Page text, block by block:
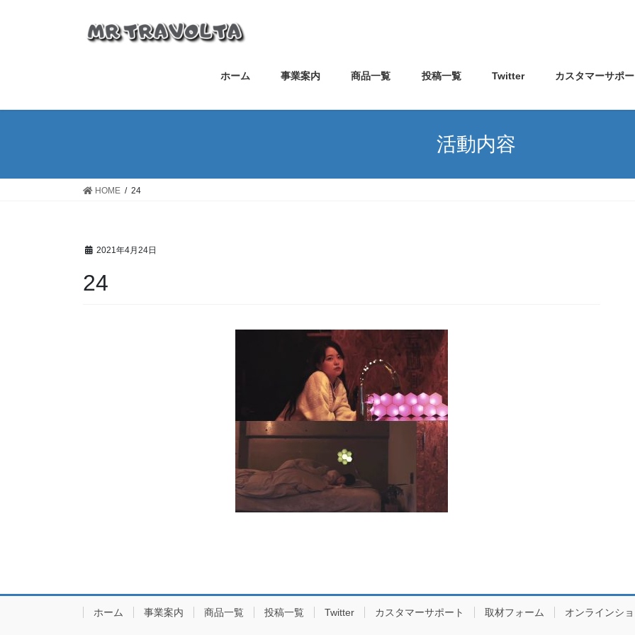
ホーム 事業案内 商品一覧 投稿一覧 Twitter カスタマーサポ
活動内容
HOME 24
2021年4月24日
24
ホーム 事業案内 商品一覧 投稿一覧 Twitter カスタマーサポート 取材フォーム オンラインシ